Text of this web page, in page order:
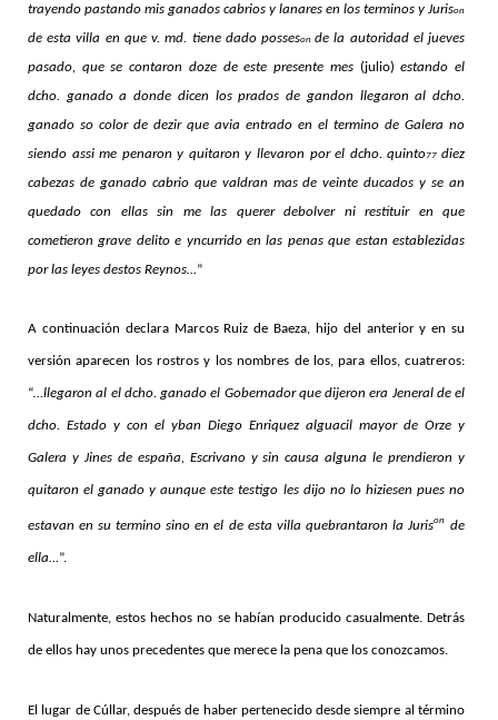
trayendo pastando mis ganados cabrios y lanares en los terminos y Jurison
de esta villa en que v. md. tiene dado possesonde la autoridad el jueves
pasado, que se contaron doze de este presente mes (julio)estando el
dcho. ganado a donde dicen los prados de gandon llegaron al dcho.
ganado so color de dezir que avia entrado en el termino de Galera no
siendo assi me penaron y quitaron y llevaron por el dcho. quinto77diez
cabezas de ganado cabrio que valdran mas de veinte ducados y se an
quedado con ellas sin me las querer debolver ni restituir en que
cometieron grave delito e yncurrido en las penas que estan establezidas
por las leyes destos Reynos…”
A continuación declara Marcos Ruiz de Baeza, hijo del anterior y en su
versión aparecen los rostros y los nombres de los, para ellos, cuatreros:
“…llegaron al el dcho. ganado el Gobernador que dijeron era Jeneral de el
dcho. Estado y con el yban Diego Enriquez alguacil mayor de Orze y
Galera y Jines de españa, Escrivano y sin causa alguna le prendieron y
quitaron el ganado y aunque este testigo les dijo no lo hiziesen pues no
estavan en su termino sino en el de esta villa quebrantaron la Jurison de
ella…”.
Naturalmente, estos hechos no se habían producido casualmente. Detrás
de ellos hay unos precedentes que merece la pena que los conozcamos.
El lugar de Cúllar, después de haber pertenecido desde siempre al término